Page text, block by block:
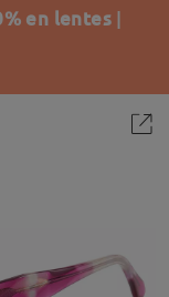
en lentes |